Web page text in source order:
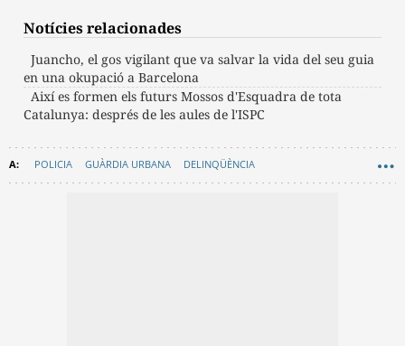
Notícies relacionades
Juancho, el gos vigilant que va salvar la vida del seu guia
en una okupació a Barcelona
Així es formen els futurs Mossos d'Esquadra de tota
Catalunya: després de les aules de l'ISPC
POLICIA GUÀRDIA URBANA DELINQÜÈNCIA